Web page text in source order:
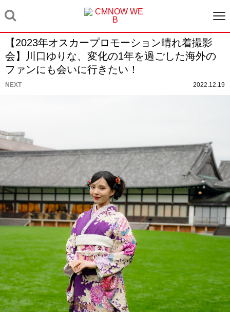
【2023年オスカープロモーション晴れ着撮影
会】川口ゆりな、変化の1年を過ごした海外の
ファンにも会いに行きたい！
NEXT 2022.12.19